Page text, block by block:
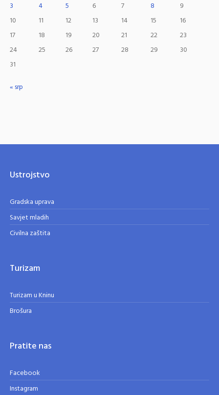
3
4 5 6 7 8
9
10
11 12 13 14 15
16
17
18 19 20 21 22
23
24
25 26 27 28 29
30
31
« srp
Ustrojstvo
Gradska uprava
Savjet mladih
Civilna zaštita
Turizam
Turizam u Kninu
Brošura
Pratite nas
Facebook
Instagram